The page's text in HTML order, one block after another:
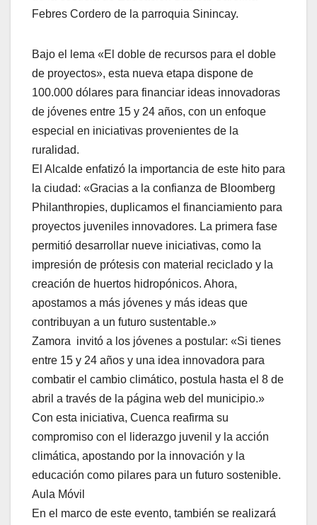
Febres Cordero de la parroquia Sinincay.
Bajo el lema «El doble de recursos para el doble
de proyectos», esta nueva etapa dispone de
100.000 dólares para financiar ideas innovadoras
de jóvenes entre 15 y 24 años, con un enfoque
especial en iniciativas provenientes de la
ruralidad.
El Alcalde enfatizó la importancia de este hito para
la ciudad: «Gracias a la confianza de Bloomberg
Philanthropies, duplicamos el financiamiento para
proyectos juveniles innovadores. La primera fase
permitió desarrollar nueve iniciativas, como la
impresión de prótesis con material reciclado y la
creación de huertos hidropónicos. Ahora,
apostamos a más jóvenes y más ideas que
contribuyan a un futuro sustentable.»
Zamora invitó a los jóvenes a postular: «Si tienes
entre 15 y 24 años y una idea innovadora para
combatir el cambio climático, postula hasta el 8 de
abril a través de la página web del municipio.»
Con esta iniciativa, Cuenca reafirma su
compromiso con el liderazgo juvenil y la acción
climática, apostando por la innovación y la
educación como pilares para un futuro sostenible.
Aula Móvil
En el marco de este evento, también se realizará